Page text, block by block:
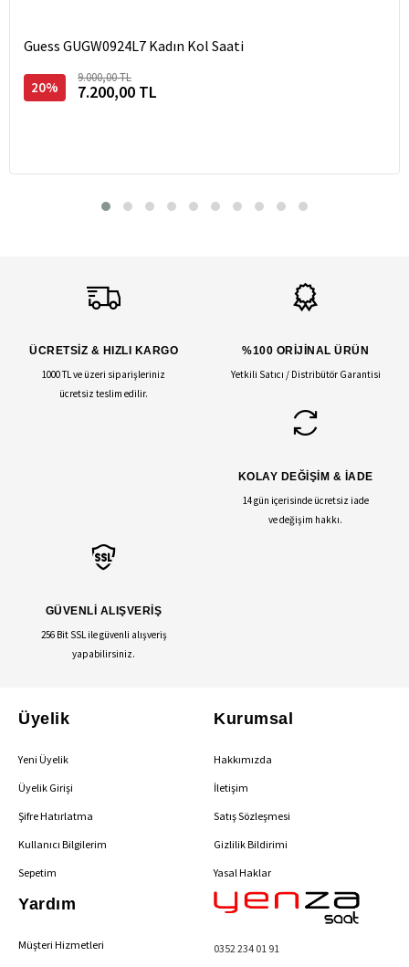
Guess GUGW0924L7 Kadın Kol Saati
20%
9.000,00 TL
7.200,00 TL
ÜCRETSİZ & HIZLI KARGO
1000 TL ve üzeri siparişleriniz
ücretsiz teslim edilir.
%100 ORİJİNAL ÜRÜN
Yetkili Satıcı / Distribütör Garantisi
KOLAY DEĞİŞİM & İADE
14 gün içerisinde ücretsiz iade
ve değişim hakkı.
GÜVENLİ ALIŞVERİŞ
256 Bit SSL ile güvenli alışveriş
yapabilirsiniz.
Üyelik
Yeni Üyelik
Üyelik Girişi
Şifre Hatırlatma
Kullanıcı Bilgilerim
Sepetim
Kurumsal
Hakkımızda
İletişim
Satış Sözleşmesi
Gizlilik Bildirimi
Yasal Haklar
Yardım
Müşteri Hizmetleri 0352 234 01 91